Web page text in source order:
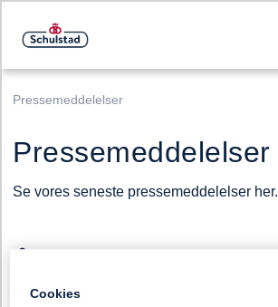
Pressemeddelelser
Pressemeddelelser
Se vores seneste pressemeddelelser her.
Åben som pdf her
Cookies